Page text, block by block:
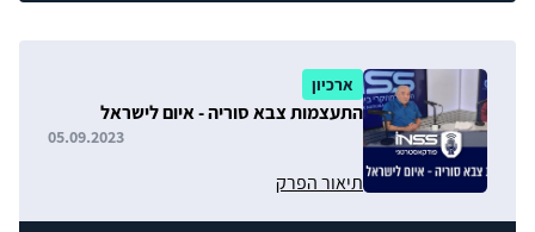
ארכיון
התעצמות צבא סוריה - איום לישראל
תיאור הפרק
05.09.2023